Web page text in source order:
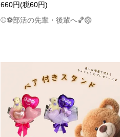
660円(税60円)
⚾⚽部活の先輩・後輩へ🏀🏐